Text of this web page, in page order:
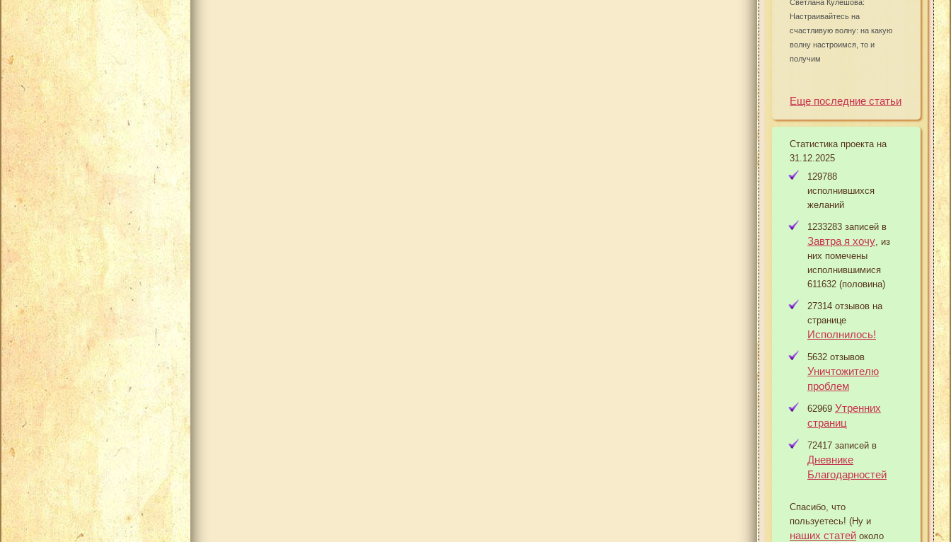
Светлана Кулешова:
Настраивайтесь на
счастливую волну: на какую
волну настроимся, то и
получим
Еще последние статьи
Статистика проекта на
31.12.2025
129788
исполнившихся
желаний
1233283 записей в
Завтра я хочу , из
них помечены
исполнившимися
611632 (половина)
27314 отзывов на
странице
Исполнилось!
5632 отзывов
Уничтожителю
проблем
62969 Утренних
страниц
72417 записей в
Дневнике
Благодарностей
Спасибо, что
пользуетесь! (Ну и
наших статей около